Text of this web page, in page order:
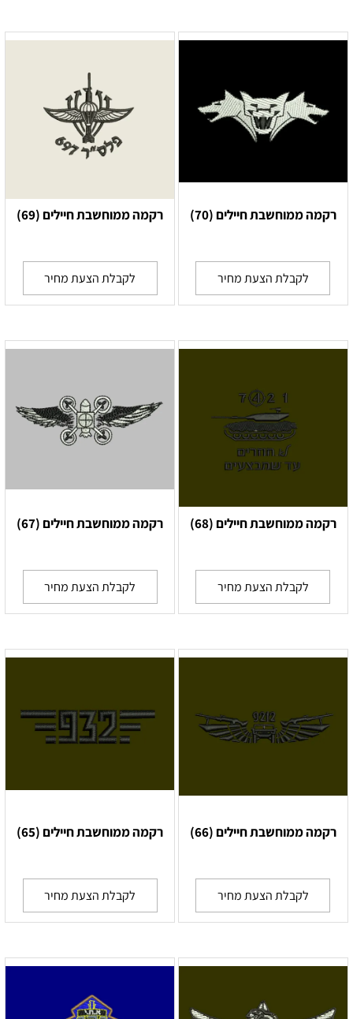
רקמה ממוחשבת חיילים (70)
לקבלת הצעת מחיר
רקמה ממוחשבת חיילים (69)
לקבלת הצעת מחיר
רקמה ממוחשבת חיילים (68)
לקבלת הצעת מחיר
רקמה ממוחשבת חיילים (67)
לקבלת הצעת מחיר
רקמה ממוחשבת חיילים (66)
לקבלת הצעת מחיר
רקמה ממוחשבת חיילים (65)
לקבלת הצעת מחיר